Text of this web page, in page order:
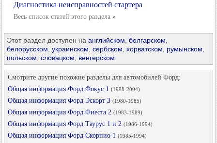
Диагностика неисправностей стартера
Весь список статей этого раздела »
Этот раздел доступен на английском болгарском
белорусском украинском сербском хорватском румынском
польском словацком венгерском
Смотрите другие похожие разделы для автомобилей Форд:
Общая информация Форд Фокус 1 (1998-2004)
Общая информация Форд Эскорт 3 (1980-1985)
Общая информация Форд Фиеста 2 (1983-1989)
Общая информация Форд Таурус 1 и 2 (1986-1994)
Общая информация Форд Скорпио 1 (1985-1994)